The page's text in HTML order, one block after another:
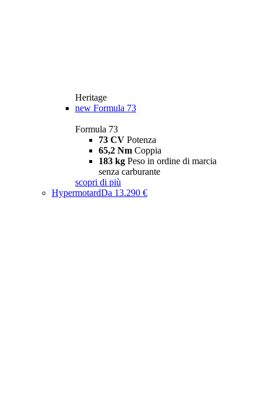
Heritage
new Formula 73
Formula 73
73 CV Potenza
65,2 Nm Coppia
183 kg Peso in ordine di marcia
senza carburante
scopri di più
HypermotardDa 13.290 €